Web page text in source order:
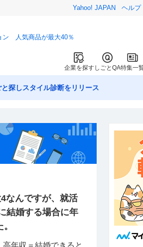
Yahoo! JAPAN ヘルプ
ン 人気商品が最大40％
企業を探すしごとQA特集一
探しスタイル診断をリリース
なんですが、就活
結婚する場合に年
年収＝結婚できると